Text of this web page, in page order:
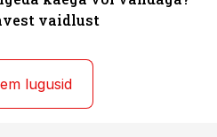
vaidlust
lugusid